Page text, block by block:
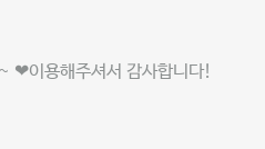
❤이용해주셔서 감사합니다!